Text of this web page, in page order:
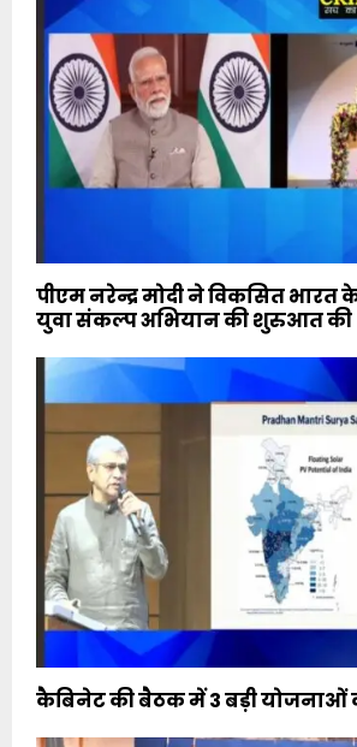
पीएम नरेन्‍द्र मोदी ने विकसित
युवा संकल्प अभियान की शुरुआत की
कैबिनेट की बैठक में 3 बड़ी योजनाओं